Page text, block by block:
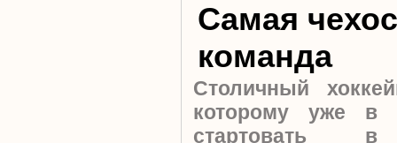
Самая
команда
Столичный
которому уже в
стартовать в